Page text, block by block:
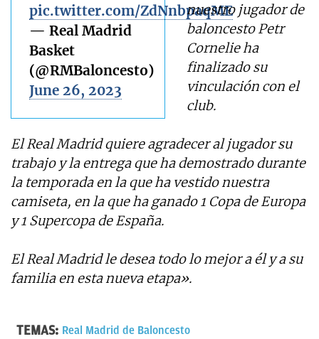
pic.twitter.com/ZdNnbpaqME
— Real Madrid
Basket
(@RMBaloncesto)
June 26, 2023
nuestro jugador de
baloncesto Petr
Cornelie ha
finalizado su
vinculación con el
club.
El Real Madrid quiere agradecer al jugador su
trabajo y la entrega que ha demostrado durante
la temporada en la que ha vestido nuestra
camiseta, en la que ha ganado 1 Copa de Europa
y 1 Supercopa de España.
El Real Madrid le desea todo lo mejor a él y a su
familia en esta nueva etapa».
TEMAS: Real Madrid de Baloncesto